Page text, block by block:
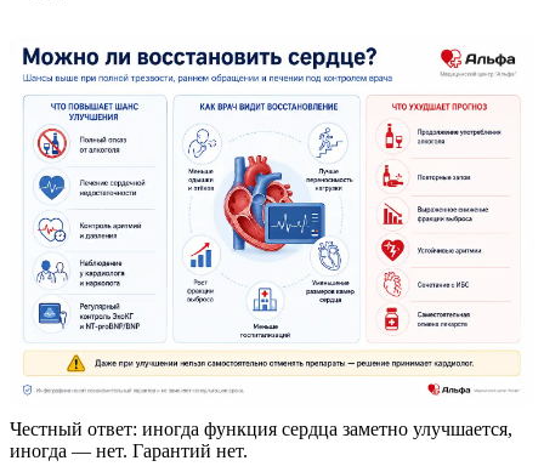
Честный ответ: иногда функция сердца заметно улучшается,
иногда — нет. Гарантий нет.